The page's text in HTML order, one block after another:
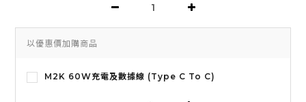
以優惠價加購商品
M2K 60W充電及數據線 (Type C To C)